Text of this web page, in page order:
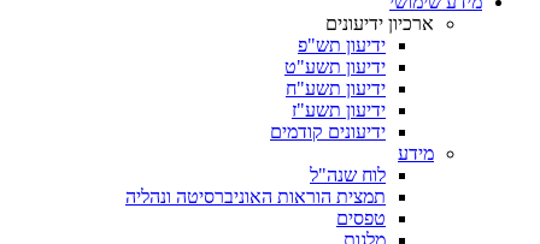
ארכיון ידיעונים
ידיעון תש"פ
ידיעון תשע"ט
ידיעון תשע"ח
ידיעון תשע"ז
ידיעונים קודמים
מידע
לוח שנה"ל
תמצית הוראות האוניברסיטה ונהליה
טפסים
מלגות